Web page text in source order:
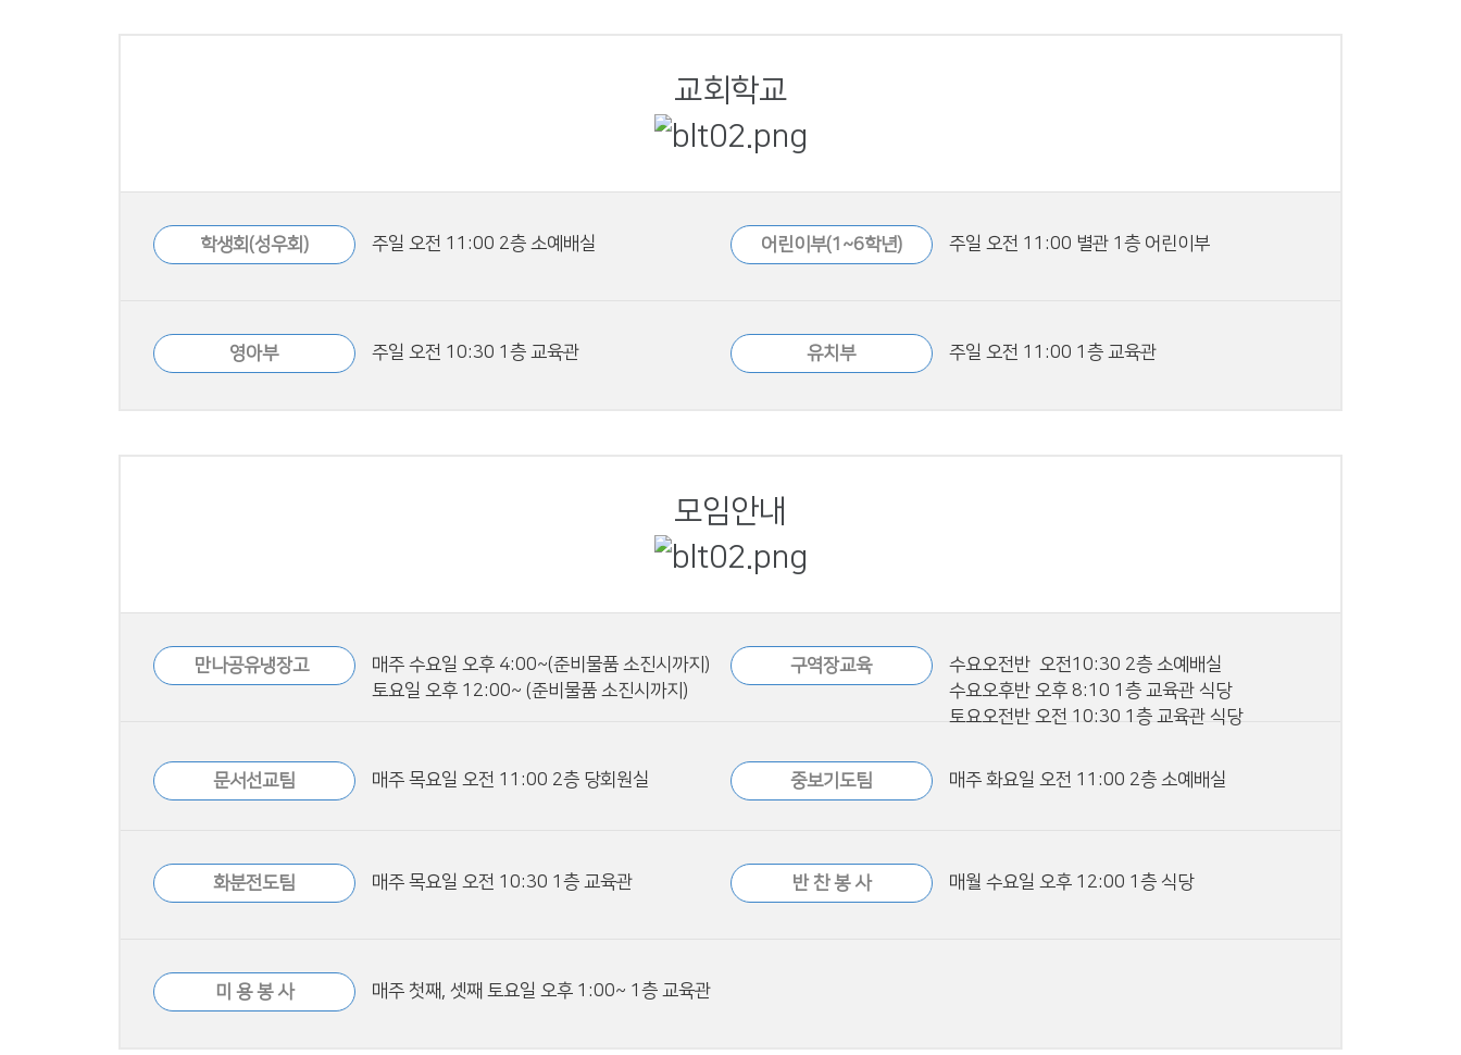
교회학교
학생회(성우회) 주일 오전 11:00 2층 소예배실 어린이부(1~6학년) 주일 오전 11:00 별관 1층 어린이부
영아부 주일 오전 10:30 1층 교육관 유치부 주일 오전 11:00 1층 교육관
모임안내
만나공유냉장고
매주 수요일 오후 4:00~(준비물품 소진시까지)
토요일 오후 12:00~ (준비물품 소진시까지)
구역장교육
수요오전반 오전10:30 2층 소예배실
수요오후반 오후 8:10 1층 교육관 식당
토요오전반 오전 10:30 1층 교육관 식당
문서선교팀 매주 목요일 오전 11:00 2층 당회원실 중보기도팀 매주 화요일 오전 11:00 2층 소예배실
화분전도팀 매주 목요일 오전 10:30 1층 교육관 반 찬 봉 사 매월 수요일 오후 12:00 1층 식당
미 용 봉 사 매주 첫째, 셋째 토요일 오후 1:00~ 1층 교육관